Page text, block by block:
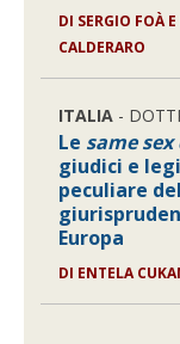
DI SERGIO FOÀ
CALDERARO
ITALIA -
Le same
giudici e
peculiare
Europa
DI ENTELA